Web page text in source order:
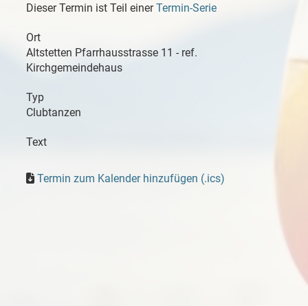
Dieser Termin ist Teil einerTermin-Serie
Ort
Altstetten Pfarrhausstrasse 11 - ref.
Kirchgemeindehaus
Typ
Clubtanzen
Text
Termin zum Kalender hinzufügen (.ics)